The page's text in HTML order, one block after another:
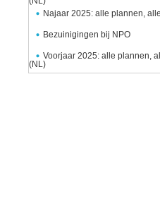
Najaar 2025: alle plannen,
Bezuinigingen bij NPO
Voorjaar 2025: alle plannen,
(NL)